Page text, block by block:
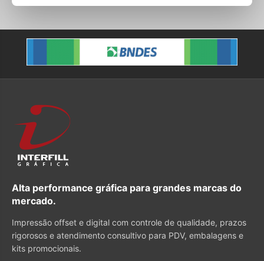
Alta performance gráfica para grandes marcas do
mercado.
Impressão offset e digital com controle de qualidade, prazos
rigorosos e atendimento consultivo para PDV, embalagens e
kits promocionais.